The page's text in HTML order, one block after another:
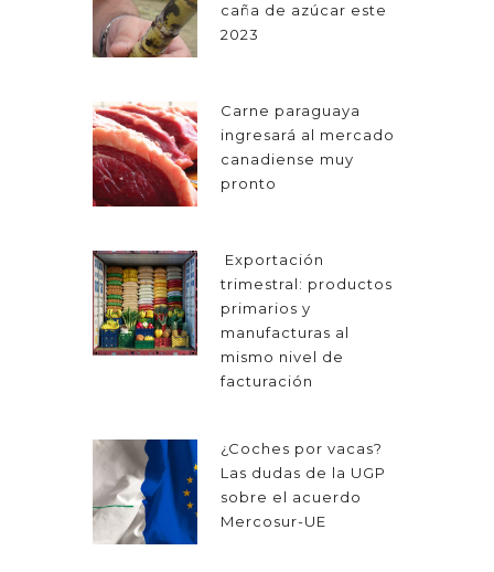
caña de azúcar este
2023
Carne paraguaya
ingresará al mercado
canadiense muy
pronto
Exportación
trimestral: productos
primarios y
manufacturas al
mismo nivel de
facturación
¿Coches por vacas?
Las dudas de la UGP
sobre el acuerdo
Mercosur-UE